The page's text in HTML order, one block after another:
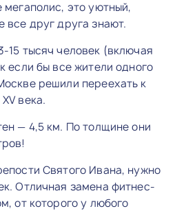
это уютный,
все друг друга знают.
15 тысяч человек (включая
если бы все жители одного
решили переехать к
века.
— 4,5 км. По толщине они
Святого Ивана, нужно
Отличная замена фитнес-
от которого у любого